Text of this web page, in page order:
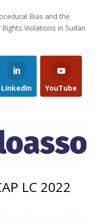
Bias and the
Violations in Sudan
LinkedIn YouTube
LC 2022